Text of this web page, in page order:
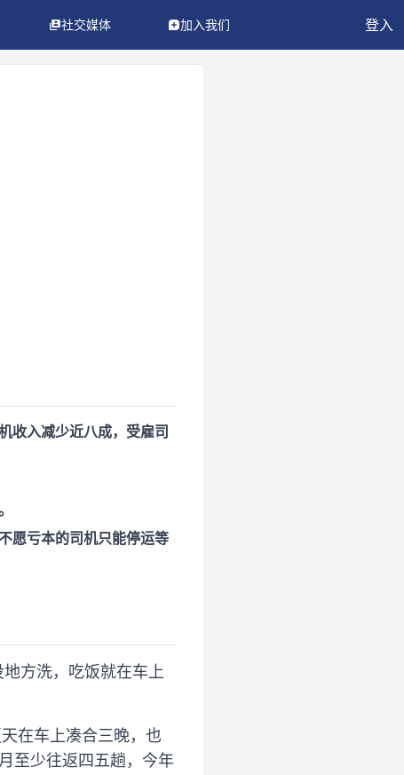
社交媒体 加入我们 登入
收入减少近八成，受雇司
愿亏本的司机只能停运等
方洗，吃饭就在车上
在车上凑合三晚，也
至少往返四五趟，今年